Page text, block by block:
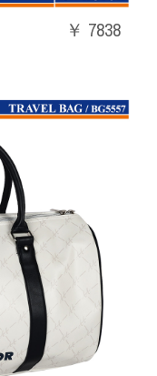
￥ 7838